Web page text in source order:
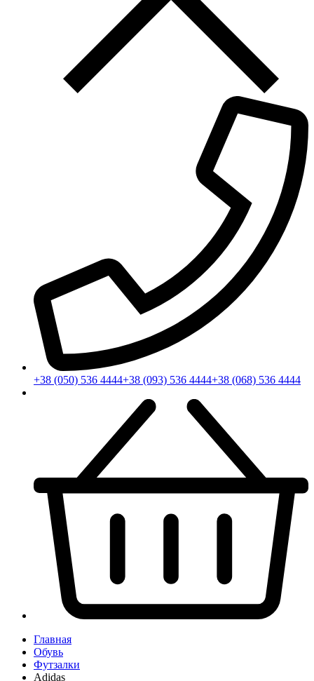
+38 (050) 536 4444+38 (093) 536 4444+38 (068) 536 4444
Главная
Обувь
Футзалки
Adidas